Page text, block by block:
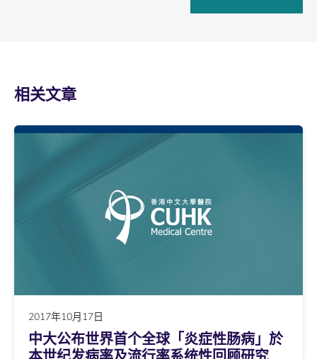
相关文章
2017年10月17日
中大公布世界首个全球「炎症性肠病」於